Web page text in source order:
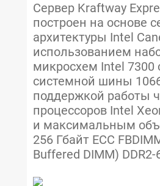
Сервер Kraftway
построен на основе
архитектуры Intel
использованием
микросхем Intel 7300
системной шины
поддержкой работы
процессоров Intel
и максимальным
256 Гбайт ECC
Buffered DIMM) DDR2-